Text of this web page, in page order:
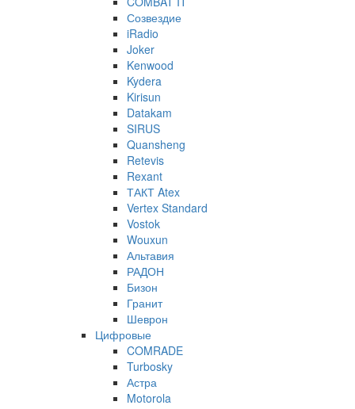
Созвездие
iRadio
Joker
Kenwood
Kydera
Kirisun
Datakam
SIRUS
Quansheng
Retevis
Rexant
ТАКТ Atex
Vertex Standard
Vostok
Wouxun
Альтавия
РАДОН
Бизон
Гранит
Шеврон
Цифровые
COMRADE
Turbosky
Астра
Motorola